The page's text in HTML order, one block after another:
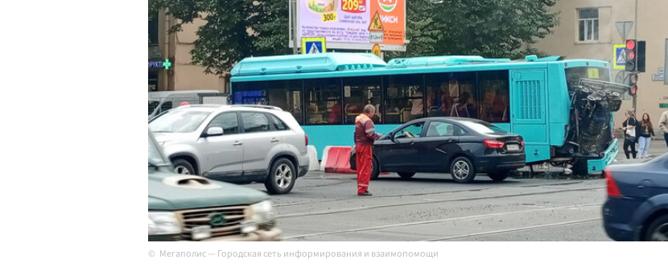
Мегаполис — Городская сеть информирования и взаимопомощи